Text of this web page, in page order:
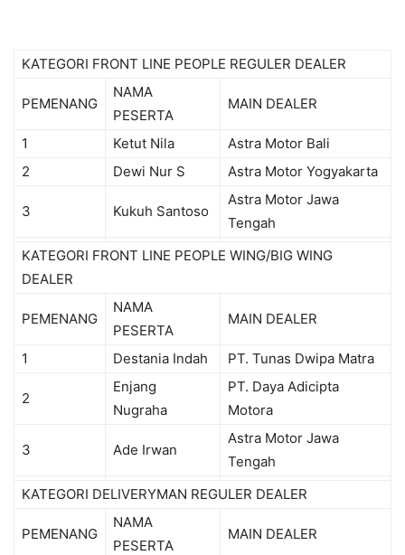
KATEGORI FRONT LINE PEOPLE REGULER DEALER
PEMENANG
NAMA
PESERTA
MAIN DEALER
1 Ketut Nila
Astra Motor Bali
2
Dewi Nur S Astra Motor Yogyakarta
3 Kukuh Santoso
Astra Motor Jawa
Tengah
KATEGORI FRONT LINE PEOPLE WING/BIG WING
DEALER
PEMENANG
NAMA
PESERTA
MAIN DEALER
1 Destania Indah PT. Tunas Dwipa Matra
2
Enjang
Nugraha
PT. Daya Adicipta
Motora
3 Ade Irwan
Astra Motor Jawa
Tengah
KATEGORI DELIVERYMAN REGULER DEALER
PEMENANG
NAMA
PESERTA
MAIN DEALER